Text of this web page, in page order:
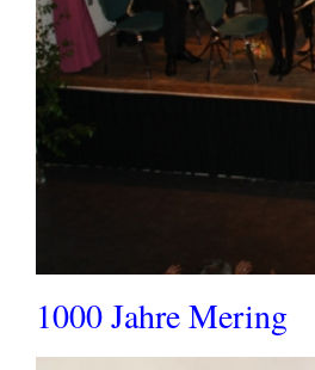
1000 Jahre Mering